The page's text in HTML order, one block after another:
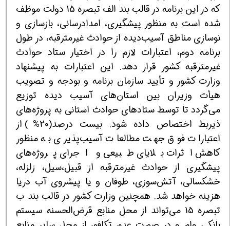
كه در این برنامه در قالب بند الف تبصره 15 دولت موظف
شده است به منظور پیشگیری، امدادرسانی، بازسازی و
نوسازی مناطق آسیب‌دیده از حوادث غیرمترقبه، در طول
برنامه دوم، ‌اعتبارات لازم را در اختیار ستاد حوادث
غیرمترقبه كشور قرار دهد. این اعتبارات به پیشنهاد
وزارت كشور و تأیید سازمان برنامه و بودجه و تصویب
‌هیأت وزیران بین استان‌های آسیب دیده توزیع
می‌گردد تا توسط ستادهای حوادث استانی به پروژه‌های
ذیربط اختصاص داده شود. بیست درصد(20%) از
اعتبارات فوق جهت مطالعات آسیب‌پذیری به منظور
كاهش اثرات بلایای طبیعی و اجرای پروژه‌های
پیشگیری از حوادث غیرمترقبه از قبیل،‌سیل، زلزله،
خشكسالی، آتش‌سوزی، طوفان و یا پیشروی آب دریا
هزینه خواهد شد. همچنین وزارت كشور در قالب بند ب
تبصره 15 می‌تواند از محل منابع قرض‌الحسنه سیستم